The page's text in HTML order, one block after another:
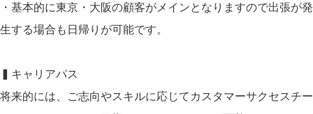
・基本的に東京・大阪の顧客がメインとなりますので出張が発
生する場合も日帰りが可能です。
▍キャリアパス
将来的には、ご志向やスキルに応じてカスタマーサクセスチー